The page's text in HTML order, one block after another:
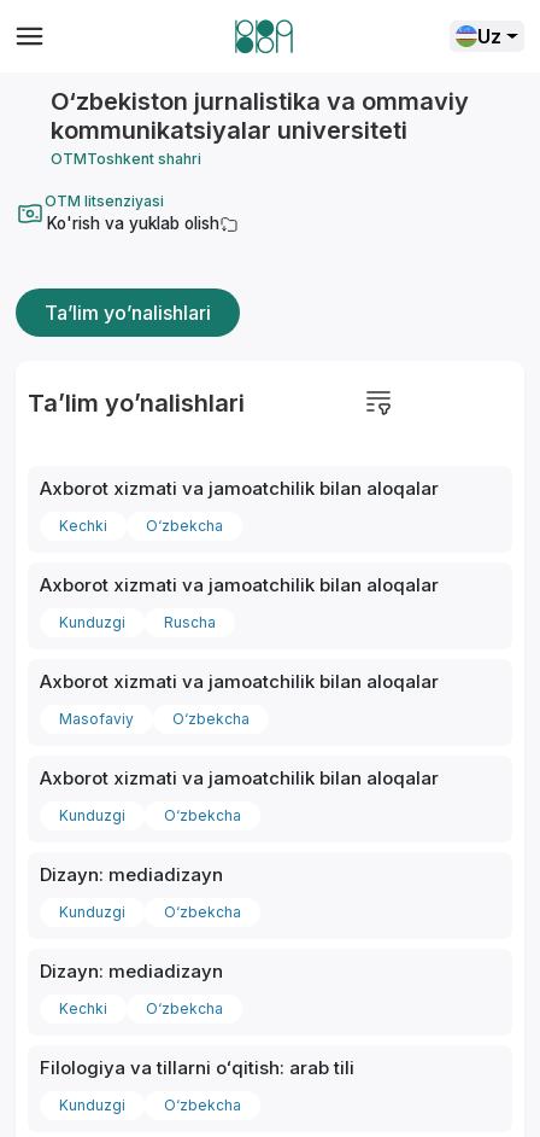
Uz
*
O‘zbekiston jurnalistika va ommaviy
kommunikatsiyalar universiteti
OTMToshkent shahri
OTM litsenziyasi
Ko'rish va yuklab olish
Ta’lim yo’nalishlari
Ta’lim yo’nalishlari
Axborot xizmati va jamoatchilik bilan aloqalar
Kechki O‘zbekcha
Axborot xizmati va jamoatchilik bilan aloqalar
Kunduzgi Ruscha
Axborot xizmati va jamoatchilik bilan aloqalar
Masofaviy O‘zbekcha
Axborot xizmati va jamoatchilik bilan aloqalar
Kunduzgi O‘zbekcha
Dizayn: mediadizayn
Kunduzgi O‘zbekcha
Dizayn: mediadizayn
Kechki O‘zbekcha
Filologiya va tillarni oʻqitish: arab tili
Kunduzgi O‘zbekcha